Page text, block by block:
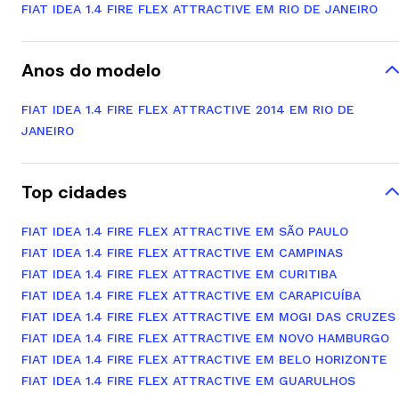
FIAT IDEA 1.4 FIRE FLEX ATTRACTIVE EM RIO DE JANEIRO
Anos do modelo
FIAT IDEA 1.4 FIRE FLEX ATTRACTIVE 2014 EM RIO DE
JANEIRO
Top cidades
FIAT IDEA 1.4 FIRE FLEX ATTRACTIVE EM SÃO PAULO
FIAT IDEA 1.4 FIRE FLEX ATTRACTIVE EM CAMPINAS
FIAT IDEA 1.4 FIRE FLEX ATTRACTIVE EM CURITIBA
FIAT IDEA 1.4 FIRE FLEX ATTRACTIVE EM CARAPICUÍBA
FIAT IDEA 1.4 FIRE FLEX ATTRACTIVE EM MOGI DAS CRUZES
FIAT IDEA 1.4 FIRE FLEX ATTRACTIVE EM NOVO HAMBURGO
FIAT IDEA 1.4 FIRE FLEX ATTRACTIVE EM BELO HORIZONTE
FIAT IDEA 1.4 FIRE FLEX ATTRACTIVE EM GUARULHOS